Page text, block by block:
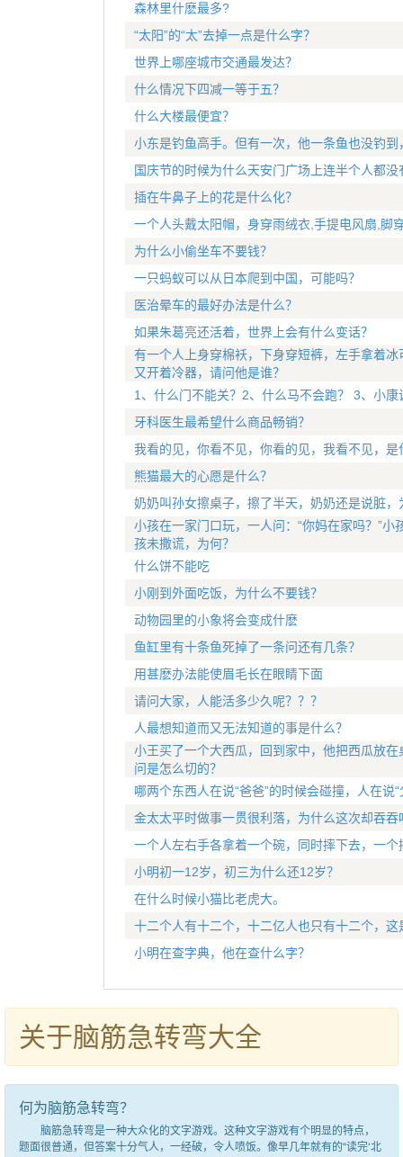
森林里什麽最多?
“太阳”的“太”去掉一点是什么字？
世界上哪座城市交通最发达？
什么情况下四减一等于五？
什么大楼最便宜？
小东是钓鱼高手。但有一次，他一条鱼也没钓到
国庆节的时候为什么天安门广场上连半个人都没
插在牛鼻子上的花是什么化？
一个人头戴太阳帽，身穿雨绒衣,手提电风扇,脚
为什么小偷坐车不要钱？
一只蚂蚁可以从日本爬到中国，可能吗？
医治晕车的最好办法是什么？
如果朱葛亮还活着，世界上会有什么变话？
有一个人上身穿棉袄，下身穿短裤，左手拿着
又开着冷器，请问他是谁？
1、什么门不能关？2、什么马不会跑？ 3、小
牙科医生最希望什么商品畅销？
我看的见，你看不见，你看的见，我看不见，是
熊猫最大的心愿是什么？
奶奶叫孙女擦桌子，擦了半天，奶奶还是说脏，
小孩在一家门口玩，一人问：“你妈在家吗？”小
孩未撒谎，为何？
什么饼不能吃
小刚到外面吃饭，为什么不要钱？
动物园里的小象将会变成什麽
鱼缸里有十条鱼死掉了一条问还有几条？
用甚麽办法能使眉毛长在眼睛下面
请问大家，人能活多少久呢？？？
人最想知道而又无法知道的事是什么？
小王买了一个大西瓜，回到家中，他把西瓜放
问是怎么切的？
哪两个东西人在说“爸爸”的时候会碰撞，人在说
金太太平时做事一贯很利落，为什么这次却吞吞
一个人左右手各拿着一个碗，同时摔下去，一
小明初一12岁，初三为什么还12岁？
在什么时候小猫比老虎大。
十二个人有十二个，十二亿人也只有十二个，这
小明在查字典，他在查什么字？
关于脑筋急转弯大全
何为脑筋急转弯？
脑筋急转弯是一种大众化的文字游戏。这种文字游戏有个明显的特点，
题面很普通，但答案十分气人，一经破，令人喷饭。像早几年就有的“读完‘北